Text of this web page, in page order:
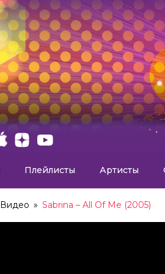
Плейлисты Артисты
Видео » Sabrina – All Of Me (2005)